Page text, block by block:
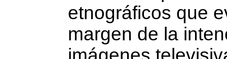
etnográficos que
margen de la